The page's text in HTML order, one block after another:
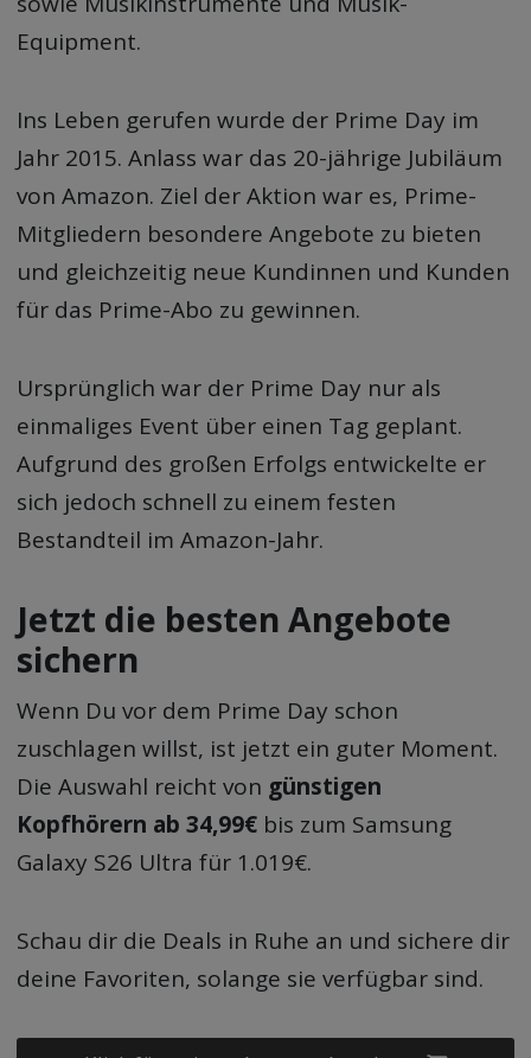
Equipment.
Ins Leben gerufen wurde der Prime Day im
Jahr 2015. Anlass war das 20-jährige Jubiläum
von Amazon. Ziel der Aktion war es, Prime-
Mitgliedern besondere Angebote zu bieten
und gleichzeitig neue Kundinnen und Kunden
für das Prime-Abo zu gewinnen.
Ursprünglich war der Prime Day nur als
einmaliges Event über einen Tag geplant.
Aufgrund des großen Erfolgs entwickelte er
sich jedoch schnell zu einem festen
Bestandteil im Amazon-Jahr.
Jetzt die besten Angebote
sichern
Wenn Du vor dem Prime Day schon
zuschlagen willst, ist jetzt ein guter Moment.
Die Auswahl reicht von günstigen
Kopfhörern ab 34,99€ bis zum Samsung
Galaxy S26 Ultra für 1.019€.
Schau dir die Deals in Ruhe an und sichere dir
deine Favoriten, solange sie verfügbar sind.